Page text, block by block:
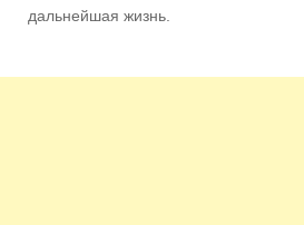
дальнейшая жизнь.